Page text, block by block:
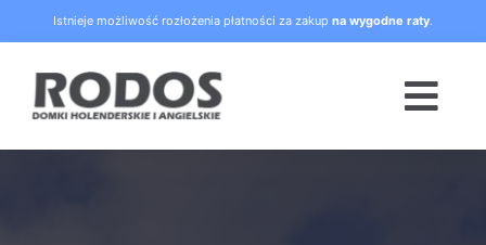
to
content
Istnieje możliwość rozłożenia płatności za zakup na wygodne raty.